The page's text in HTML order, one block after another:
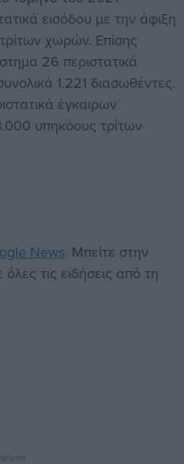
εισόδου με την άφιξη
χωρών. Επίσης
26 περιστατικά
1.221 διασωθέντες.
έγκαιρων
υπηκόους τρίτων
News. Μπείτε στην
όλες τις ειδήσεις από τη